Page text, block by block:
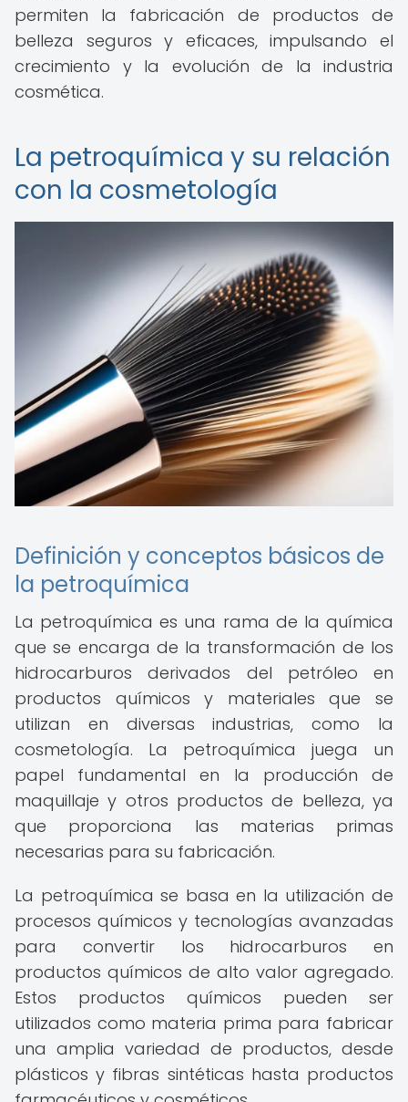
permiten la fabricación de productos de
belleza seguros y eficaces, impulsando el
crecimiento y la evolución de la industria
cosmética.
La petroquímica y su relación
con la cosmetología
Definición y conceptos básicos de
la petroquímica
La petroquímica es una rama de la química
que se encarga de la transformación de los
hidrocarburos derivados del petróleo en
productos químicos y materiales que se
utilizan en diversas industrias, como la
cosmetología. La petroquímica juega un
papel fundamental en la producción de
maquillaje y otros productos de belleza, ya
que proporciona las materias primas
necesarias para su fabricación.
La petroquímica se basa en la utilización de
procesos químicos y tecnologías avanzadas
para convertir los hidrocarburos en
productos químicos de alto valor agregado.
Estos productos químicos pueden ser
utilizados como materia prima para fabricar
una amplia variedad de productos, desde
plásticos y fibras sintéticas hasta productos